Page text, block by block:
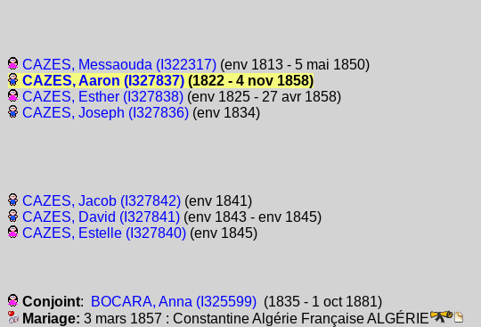
CAZES, Messaouda (I322317) (env 1813 - 5 mai 1850)
CAZES, Aaron (I327837) (1822 - 4 nov 1858)
CAZES, Esther (I327838) (env 1825 - 27 avr 1858)
CAZES, Joseph (I327836) (env 1834)
CAZES, Jacob (I327842) (env 1841)
CAZES, David (I327841) (env 1843 - env 1845)
CAZES, Estelle (I327840) (env 1845)
Conjoint: BOCARA, Anna (I325599) (1835 - 1 oct 1881)
Mariage:3 mars 1857 : Constantine Algérie Française ALGÉRIE